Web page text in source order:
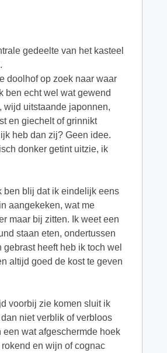
gedeelte van het kasteel
doolhof op zoek naar waar
ben echt wel wat gewend
wijd uitstaande japonnen,
en giechelt of grinnikt
heb dan zij? Geen idee.
donker getint uitzie, ik
ben blij dat ik eindelijk eens
aangekeken, wat me
maar bij zitten. Ik weet een
staan eten, ondertussen
heeft heb ik toch wel
altijd goed de kost te geven
voorbij zie komen sluit ik
niet verblik of verbloos
wat afgeschermde hoek
en wijn of cognac